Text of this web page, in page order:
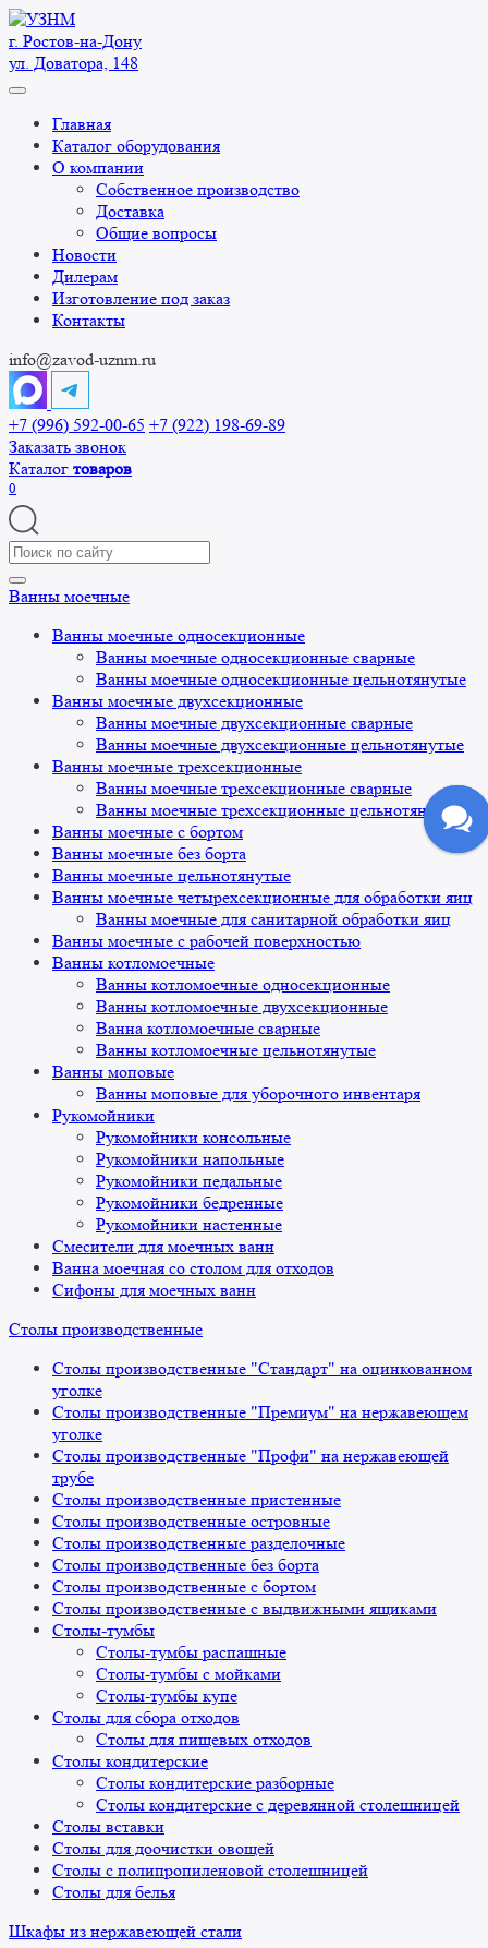
Перейти
к
содержанию
г. Ростов-на-Дону
ул. Доватора, 148
Главная
Каталог оборудования
О компании
Собственное производство
Доставка
Общие вопросы
Новости
Дилерам
Изготовление под заказ
Контакты
info@zavod-uznm.ru
+7 (996) 592-00-65 +7 (922) 198-69-89
Заказать звонок
Каталог товаров
0
Search
for:
Ванны моечные
Ванны моечные односекционные
Ванны моечные односекционные сварные
Ванны моечные односекционные цельнотянутые
Ванны моечные двухсекционные
Ванны моечные двухсекционные сварные
Ванны моечные двухсекционные цельнотянутые
Ванны моечные трехсекционные
Ванны моечные трехсекционные сварные
Ванны моечные трехсекционные цельнотянутые
Ванны моечные с бортом
Ванны моечные без борта
Ванны моечные цельнотянутые
Ванны моечные четырехсекционные для обработки яиц
Ванны моечные для санитарной обработки яиц
Ванны моечные с рабочей поверхностью
Ванны котломоечные
Ванны котломоечные односекционные
Ванны котломоечные двухсекционные
Ванна котломоечные сварные
Ванны котломоечные цельнотянутые
Ванны моповые
Ванны моповые для уборочного инвентаря
Рукомойники
Рукомойники консольные
Рукомойники напольные
Рукомойники педальные
Рукомойники бедренные
Рукомойники настенные
Смесители для моечных ванн
Ванна моечная со столом для отходов
Сифоны для моечных ванн
Столы производственные
Столы производственные "Стандарт" на оцинкованном
уголке
Столы производственные "Премиум" на нержавеющем
уголке
Столы производственные "Профи" на нержавеющей
трубе
Столы производственные пристенные
Столы производственные островные
Столы производственные разделочные
Столы производственные без борта
Столы производственные с бортом
Столы производственные с выдвижными ящиками
Столы-тумбы
Столы-тумбы распашные
Столы-тумбы с мойками
Столы-тумбы купе
Столы для сбора отходов
Столы для пищевых отходов
Столы кондитерские
Столы кондитерские разборные
Столы кондитерские с деревянной столешницей
Столы вставки
Столы для доочистки овощей
Столы с полипропиленовой столешницей
Столы для белья
Шкафы из нержавеющей стали